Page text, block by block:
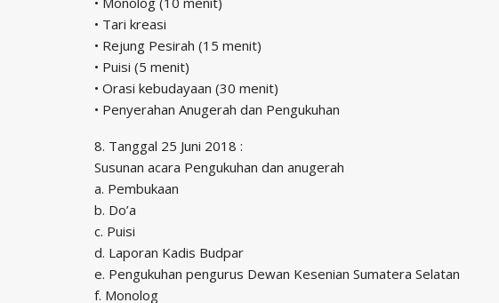
• Tari kreasi
• Rejung Pesirah (15 menit)
• Puisi (5 menit)
• Orasi kebudayaan (30 menit)
• Penyerahan Anugerah dan Pengukuhan
8. Tanggal 25 Juni 2018 :
Susunan acara Pengukuhan dan anugerah
a. Pembukaan
b. Do’a
c. Puisi
d. Laporan Kadis Budpar
e. Pengukuhan pengurus Dewan Kesenian Sumatera Selatan
f. Monolog